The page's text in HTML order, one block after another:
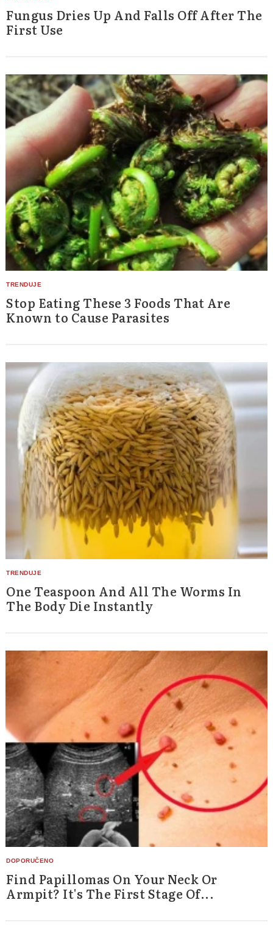
Fungus Dries Up And Falls Off After The
First Use
Stop Eating These 3 Foods That Are
Known to Cause Parasites
One Teaspoon And All The Worms In
The Body Die Instantly
Find Papillomas On Your Neck Or
Armpit? It's The First Stage Of...